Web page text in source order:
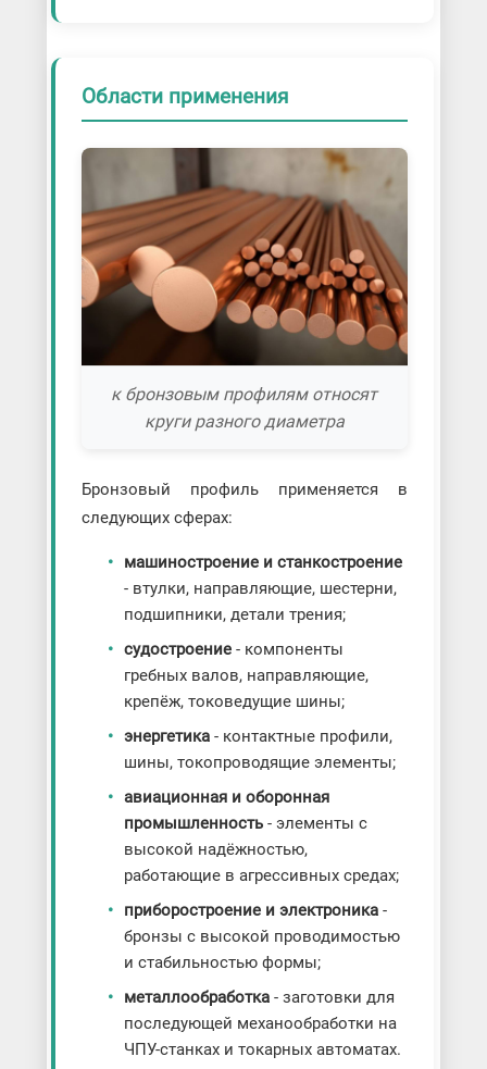
Области применения
к бронзовым профилям относят
круги разного диаметра
Бронзовый профиль применяется в
следующих сферах:
машиностроение и станкостроение
- втулки, направляющие, шестерни,
подшипники, детали трения;
судостроение - компоненты
гребных валов, направляющие,
крепёж, токоведущие шины;
энергетика - контактные профили,
шины, токопроводящие элементы;
авиационная и оборонная
промышленность- элементы с
высокой надёжностью,
работающие в агрессивных средах;
приборостроение и электроника-
бронзы с высокой проводимостью
и стабильностью формы;
металлообработка - заготовки для
последующей механообработки на
ЧПУ-станках и токарных автоматах.